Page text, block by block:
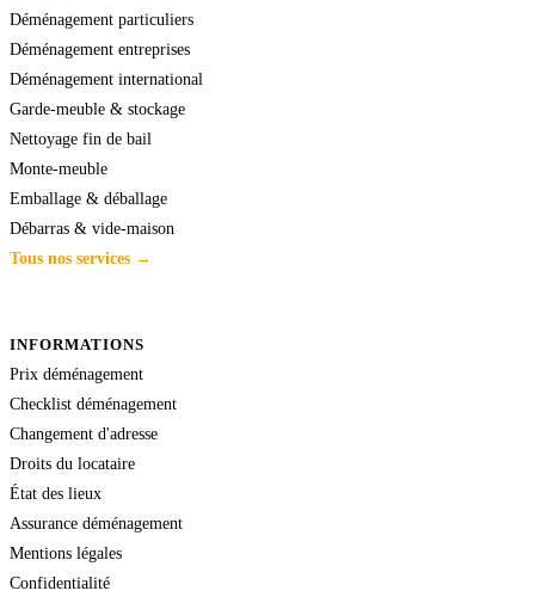
Déménagement particuliers
Déménagement entreprises
Déménagement international
Garde-meuble & stockage
Nettoyage fin de bail
Monte-meuble
Emballage & déballage
Débarras & vide-maison
Tous nos services →
INFORMATIONS
Prix déménagement
Checklist déménagement
Changement d'adresse
Droits du locataire
État des lieux
Assurance déménagement
Mentions légales
Confidentialité